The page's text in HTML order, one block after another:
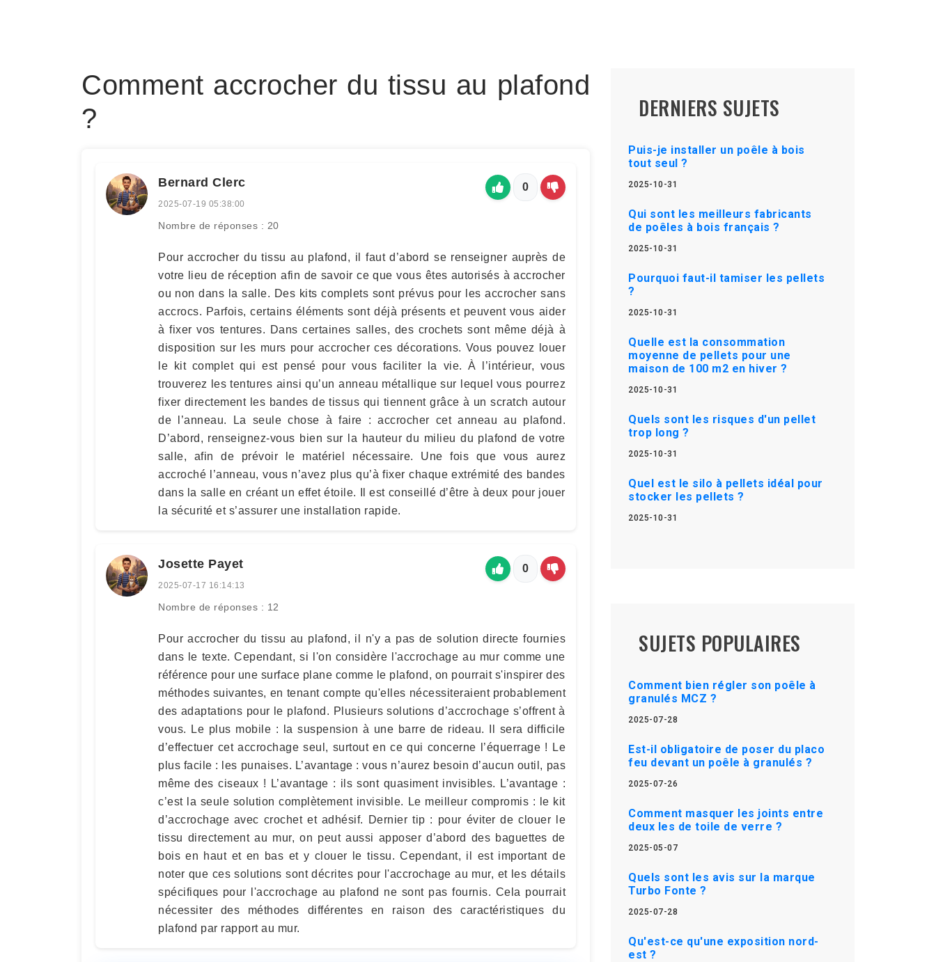
Comment accrocher du tissu au plafond
?
Bernard Clerc
2025-07-19 05:38:00
Nombre de réponses : 20
0
Pour accrocher du tissu au plafond, il faut d’abord se renseigner auprès de
votre lieu de réception afin de savoir ce que vous êtes autorisés à accrocher
ou non dans la salle. Des kits complets sont prévus pour les accrocher sans
accrocs. Parfois, certains éléments sont déjà présents et peuvent vous aider
à fixer vos tentures. Dans certaines salles, des crochets sont même déjà à
disposition sur les murs pour accrocher ces décorations. Vous pouvez louer
le kit complet qui est pensé pour vous faciliter la vie. À l’intérieur, vous
trouverez les tentures ainsi qu’un anneau métallique sur lequel vous pourrez
fixer directement les bandes de tissus qui tiennent grâce à un scratch autour
de l’anneau. La seule chose à faire : accrocher cet anneau au plafond.
D’abord, renseignez-vous bien sur la hauteur du milieu du plafond de votre
salle, afin de prévoir le matériel nécessaire. Une fois que vous aurez
accroché l’anneau, vous n’avez plus qu’à fixer chaque extrémité des bandes
dans la salle en créant un effet étoile. Il est conseillé d’être à deux pour jouer
la sécurité et s’assurer une installation rapide.
Josette Payet
2025-07-17 16:14:13
Nombre de réponses : 12
0
Pour accrocher du tissu au plafond, il n'y a pas de solution directe fournies
dans le texte. Cependant, si l'on considère l'accrochage au mur comme une
référence pour une surface plane comme le plafond, on pourrait s'inspirer des
méthodes suivantes, en tenant compte qu'elles nécessiteraient probablement
des adaptations pour le plafond. Plusieurs solutions d’accrochage s’offrent à
vous. Le plus mobile : la suspension à une barre de rideau. Il sera difficile
d’effectuer cet accrochage seul, surtout en ce qui concerne l’équerrage ! Le
plus facile : les punaises. L’avantage : vous n’aurez besoin d’aucun outil, pas
même des ciseaux ! L’avantage : ils sont quasiment invisibles. L’avantage :
c’est la seule solution complètement invisible. Le meilleur compromis : le kit
d’accrochage avec crochet et adhésif. Dernier tip : pour éviter de clouer le
tissu directement au mur, on peut aussi apposer d’abord des baguettes de
bois en haut et en bas et y clouer le tissu. Cependant, il est important de
noter que ces solutions sont décrites pour l'accrochage au mur, et les détails
spécifiques pour l'accrochage au plafond ne sont pas fournis. Cela pourrait
nécessiter des méthodes différentes en raison des caractéristiques du
plafond par rapport au mur.
DERNIERS SUJETS
Puis-je installer un poêle à bois
tout seul ?
2025-10-31
Qui sont les meilleurs fabricants
de poêles à bois français ?
2025-10-31
Pourquoi faut-il tamiser les pellets
?
2025-10-31
Quelle est la consommation
moyenne de pellets pour une
maison de 100 m2 en hiver ?
2025-10-31
Quels sont les risques d'un pellet
trop long ?
2025-10-31
Quel est le silo à pellets idéal pour
stocker les pellets ?
2025-10-31
SUJETS POPULAIRES
Comment bien régler son poêle à
granulés MCZ ?
2025-07-28
Est-il obligatoire de poser du placo
feu devant un poêle à granulés ?
2025-07-26
Comment masquer les joints entre
deux les de toile de verre ?
2025-05-07
Quels sont les avis sur la marque
Turbo Fonte ?
2025-07-28
Qu'est-ce qu'une exposition nord-
est ?